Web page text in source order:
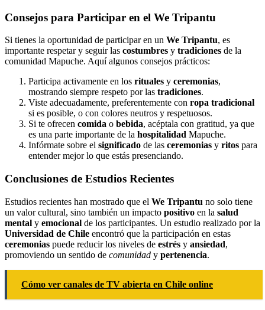
Consejos para Participar en el We Tripantu
Si tienes la oportunidad de participar en un We Tripantu, es
importante respetar y seguir las costumbres y tradiciones de la
comunidad Mapuche. Aquí algunos consejos prácticos:
Participa activamente en los rituales y ceremonias,
mostrando siempre respeto por las tradiciones.
Viste adecuadamente, preferentemente con ropa tradicional
si es posible, o con colores neutros y respetuosos.
Si te ofrecen comida o bebida, acéptala con gratitud, ya que
es una parte importante de la hospitalidad Mapuche.
Infórmate sobre el significado de las ceremonias y ritos para
entender mejor lo que estás presenciando.
Conclusiones de Estudios Recientes
Estudios recientes han mostrado que el We Tripantu no solo tiene
un valor cultural, sino también un impacto positivo en la salud
mental y emocional de los participantes. Un estudio realizado por la
Universidad de Chile encontró que la participación en estas
ceremonias puede reducir los niveles de estrés y ansiedad,
promoviendo un sentido de comunidad y pertenencia.
Cómo ver canales de TV abierta en Chile online